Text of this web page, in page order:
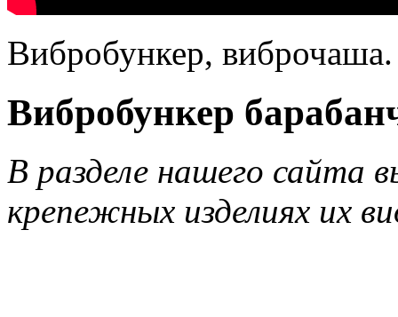
Вибробункер, виброчаша.
Вибробункер
В разделе нашего сайта
крепежных изделиях их